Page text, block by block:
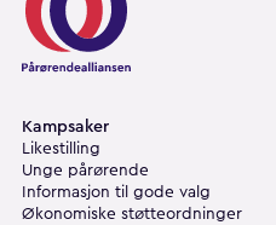
Kampsaker
Likestilling
Unge pårørende
Informasjon til gode valg
Økonomiske støtteordninger